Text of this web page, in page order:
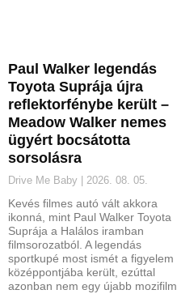
Paul Walker legendás
Toyota Suprája újra
reflektorfénybe került –
Meadow Walker nemes
ügyért bocsátotta
sorsolásra
Drive Me Baby 2026. 08. 05.
Kevés filmes autó vált akkora
ikonná, mint Paul Walker Toyota
Suprája a Halálos iramban
filmsorozatból. A legendás
sportkupé most ismét a figyelem
középpontjába került, ezúttal
azonban nem egy újabb mozifilm